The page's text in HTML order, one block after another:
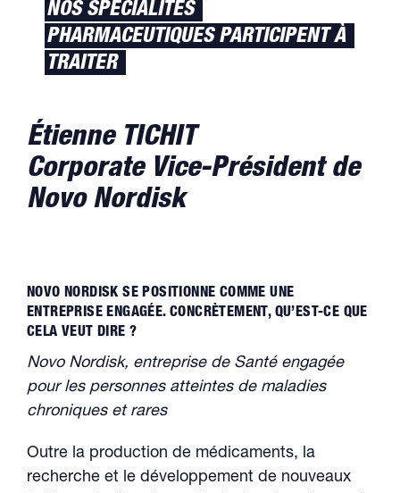
NOS SPÉCIALITÉS
PHARMACEUTIQUES PARTICIPENT À
TRAITER
Étienne TICHIT
Corporate Vice-Président de
Novo Nordisk
NOVO NORDISK SE POSITIONNE COMME UNE
ENTREPRISE ENGAGÉE. CONCRÈTEMENT, QU’EST-CE QUE
CELA VEUT DIRE ?
Novo Nordisk, entreprise de Santé engagée
pour les personnes atteintes de maladies
chroniques et rares
Outre la production de médicaments, la
recherche et le développement de nouveaux